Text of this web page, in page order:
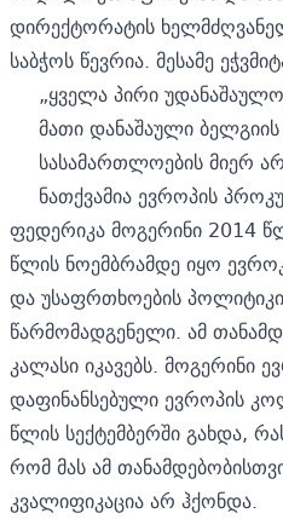
დირექტორატის
საბჭოს წევრია. მესამე
„ყველა პირი
მათი დანაშაული
სასამართლოების მიერ
ნათქვამია ევროპის
ფედერიკა მოგერინი 2014
წლის ნოემბრამდე იყო
და უსაფრთხოების
წარმომადგენელი. ამ
კალასი იკავებს. მოგერინი
დაფინანსებული ევროპის
წლის სექტემბერში გახდა,
რომ მას ამ
კვალიფიკაცია არ ჰქონდა.